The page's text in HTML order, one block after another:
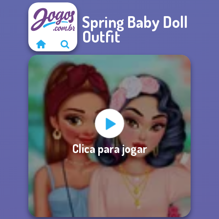
Spring Baby Doll
Outfit
Clica para jogar